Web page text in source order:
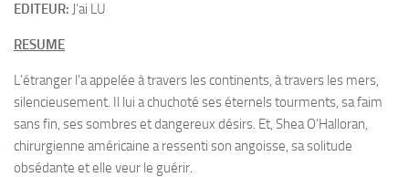
EDITEUR: J’ai LU
RESUME
L’étranger l’a appelée à travers les continents, à travers les mers,
silencieusement. Il lui a chuchoté ses éternels tourments, sa faim
sans fin, ses sombres et dangereux désirs. Et, Shea O’Halloran,
chirurgienne américaine a ressenti son angoisse, sa solitude
obsédante et elle veur le guérir.